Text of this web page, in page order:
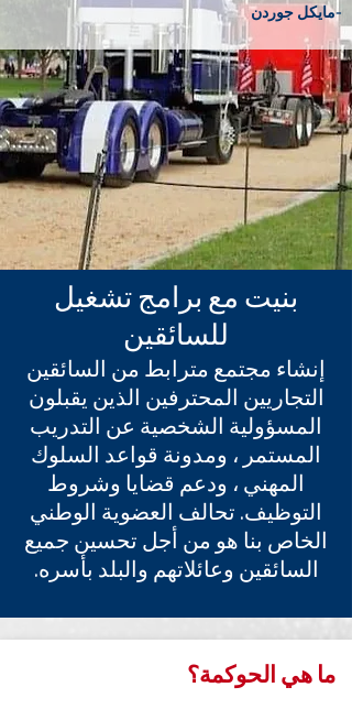
-مايكل جوردن
بنيت مع برامج تشغيل
للسائقين
إنشاء مجتمع مترابط من السائقين
التجاريين المحترفين الذين يقبلون
المسؤولية الشخصية عن التدريب
المستمر ، ومدونة قواعد السلوك
المهني ، ودعم قضايا وشروط
التوظيف. تحالف العضوية الوطني
الخاص بنا هو من أجل تحسين جميع
السائقين وعائلاتهم والبلد بأسره.
ما هي الحوكمة؟